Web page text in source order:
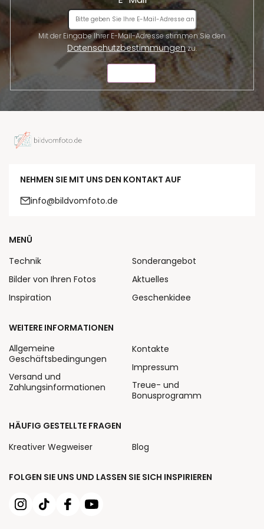
Datenschutzbestimmungenzu.
NEHMEN SIE MIT UNS DEN KONTAKT AUF
info@bildvomfoto.de
FOLGEN SIE UNS UND LASSEN SIE SICH INSPIRIEREN
MENÜ
Technik
Bilder von Ihren Fotos
Inspiration
Sonderangebot
Aktuelles
Geschenkidee
WEITERE INFORMATIONEN
Allgemeine
Geschäftsbedingungen
Versand und
Zahlungsinformationen
Kontakte
Impressum
Treue- und
Bonusprogramm
HÄUFIG GESTELLTE FRAGEN
Kreativer Wegweiser
Blog